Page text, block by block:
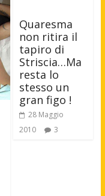
Quaresma
non ritira il
tapiro di
Striscia…Ma
resta lo
stesso un
gran figo !
28 Maggio
2010
3